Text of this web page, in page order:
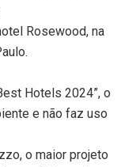
Rosewood, na
Hotels 2024”, o
e não faz uso
o maior projeto